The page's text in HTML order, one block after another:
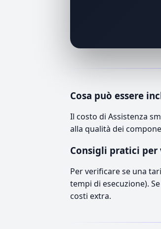
Cosa può essere
Il costo di Assistenza
alla qualità dei
Consigli pratici
Per verificare se una
tempi di esecuzione).
costi extra.